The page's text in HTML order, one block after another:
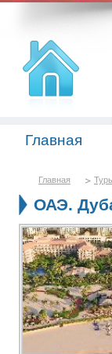
Главная
Главная
ОАЭ.